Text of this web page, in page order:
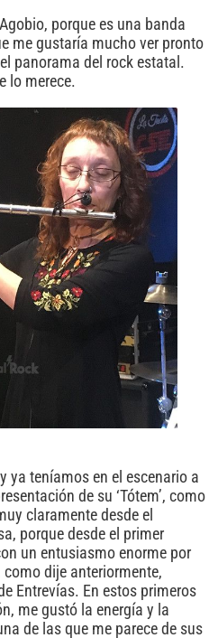
porque es una banda
me gustaría mucho ver pronto
panorama del rock estatal.
lo merece.
ya teníamos en el escenario a
de su ‘Tótem’, como
claramente desde el
porque desde el primer
un entusiasmo enorme por
dije anteriormente,
Entrevías. En estos primeros
me gustó la energía y la
de las que me parece de sus